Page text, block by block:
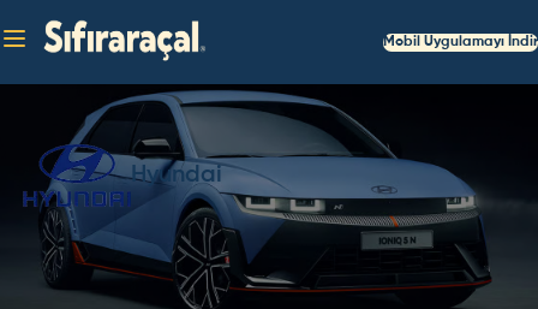
Mobil Uygulamayı İndir
Hyundai